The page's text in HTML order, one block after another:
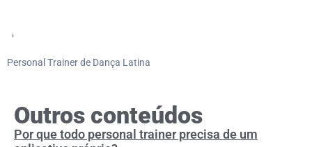
›
Personal Trainer de Dança Latina
Outros conteúdos
Por que todo personal trainer precisa de um